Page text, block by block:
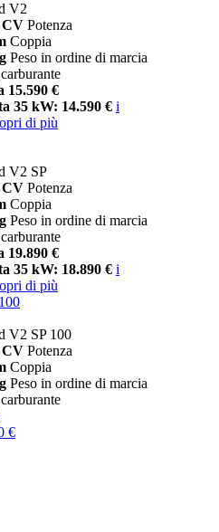
V2
CV Potenza
Coppia
Peso in ordine di marcia
15.590 €
35 kW: 14.590 € i
di più
V2 SP
CV Potenza
Coppia
Peso in ordine di marcia
19.890 €
35 kW: 18.890 € i
di più
V2 SP 100
CV Potenza
Coppia
Peso in ordine di marcia
€